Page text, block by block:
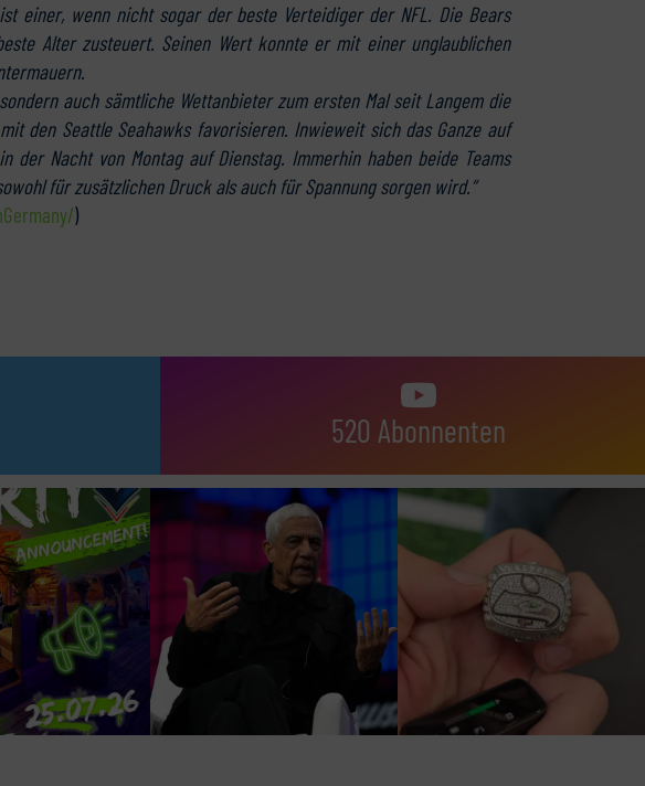
einer, wenn nicht sogar der beste Verteidiger der NFL. Die Bears
Alter zusteuert. Seinen Wert konnte er mit einer unglaublichen
auch sämtliche Wettanbieter zum ersten Mal seit Langem die
den Seattle Seahawks favorisieren. Inwieweit sich das Ganze auf
der Nacht von Montag auf Dienstag. Immerhin haben beide Teams
für zusätzlichen Druck als auch für Spannung sorgen wird.“
)
520 Abonnenten